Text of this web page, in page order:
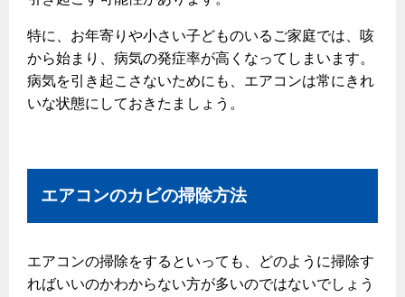
ガス使用停止のご案内
インターネット受付
特に、お年寄りや小さい子どものいるご家庭では、咳
から始まり、病気の発症率が高くなってしまいます。
病気を引き起こさないためにも、エアコンは常にきれ
いな状態にしておきたましょう。
エアコンのカビの掃除方法
エアコンの掃除をするといっても、どのように掃除す
ればいいのかわからない方が多いのではないでしょう